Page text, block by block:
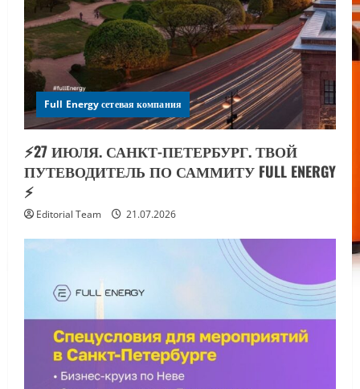
Full Energy сетевая компания
⚡️27 ИЮЛЯ. САНКТ-ПЕТЕРБУРГ. ТВОЙ
ПУТЕВОДИТЕЛЬ ПО САММИТУ FULL ENERGY
⚡️
Editorial Team 21.07.2026